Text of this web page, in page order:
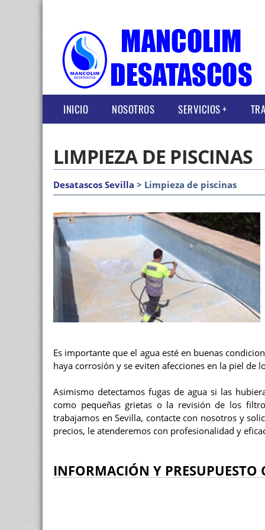
INICIO NOSOTROS SERVICIOS
LIMPIEZA DE PISCINAS
Desatascos Sevilla > Limpieza de piscinas
Es importante que el agua esté en buenas
haya corrosión y se eviten afecciones en la piel de
Asimismo detectamos fugas de agua si las
como pequeñas grietas o la revisión de los
trabajamos en Sevilla, contacte con nosotros y
precios, le atenderemos con profesionalidad y
INFORMACIÓN Y PRESUPUESTO